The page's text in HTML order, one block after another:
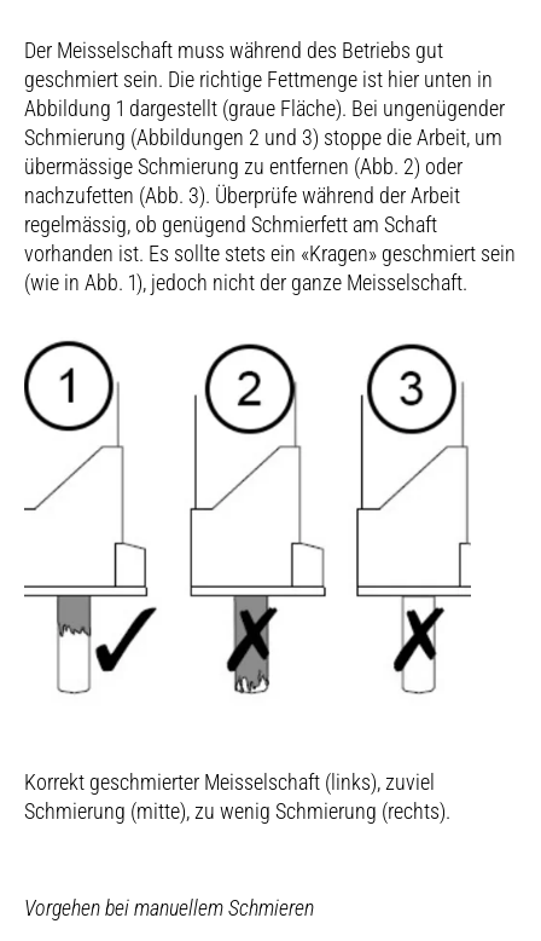
Der Meisselschaft muss während des Betriebs gut
geschmiert sein. Die richtige Fettmenge ist hier unten in
Abbildung 1 dargestellt (graue Fläche). Bei ungenügender
Schmierung (Abbildungen 2 und 3) stoppe die Arbeit, um
übermässige Schmierung zu entfernen (Abb. 2) oder
nachzufetten (Abb. 3). Überprüfe während der Arbeit
regelmässig, ob genügend Schmierfett am Schaft
vorhanden ist. Es sollte stets ein «Kragen» geschmiert sein
(wie in Abb. 1), jedoch nicht der ganze Meisselschaft.
Korrekt geschmierter Meisselschaft (links), zuviel
Schmierung (mitte), zu wenig Schmierung (rechts).
Vorgehen bei manuellem Schmieren